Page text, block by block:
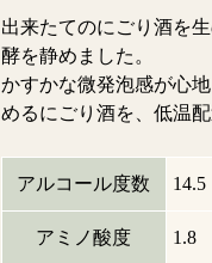
出来たてのにごり酒を
酵を静めました。
かすかな微発泡感が心
めるにごり酒を、低温
アルコール度数 14.5
アミノ酸度 1.8